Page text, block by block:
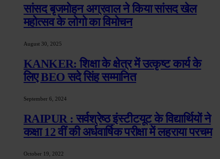
सांसद बृजमोहन अग्रवाल ने किया सांसद खेल
महोत्सव के लोगो का विमोचन
August 30, 2025
KANKER: शिक्षा के क्षेत्र में उत्कृष्ट कार्य के
लिए BEO सदे सिंह सम्मानित
September 6, 2024
RAIPUR : सर्वश्रेष्ठ इंस्टीटयूट के विद्यार्थियों ने
कक्षा 12 वीं की अर्धवार्षिक परीक्षा में लहराया परचम
October 19, 2022